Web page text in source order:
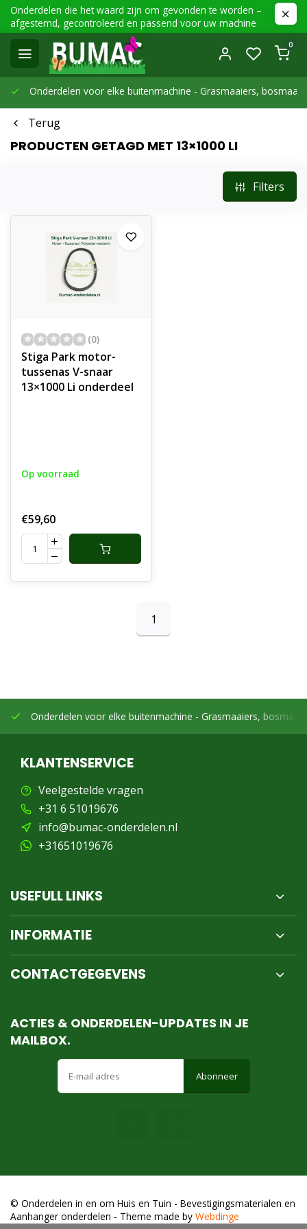
Onderdelen die het waard zijn om gevonden te worden –
afgestemd, gecontroleerd en passend voor uw machine
0
Onderdelen voor elke buitenmachine - Grasmaaiers,
Terug
PRODUCTEN GETAGD MET 13×1000 LI
Filters
(0)
Stiga Park motor-
tussenas V-snaar
13×1000 Li onderdeel
Op voorraad
€59,60
1
Onderdelen voor elke buitenmachine - Grasmaaiers,
KLANTENSERVICE
Veelgestelde vragen
+31 6 51019676
info@bumac-onderdelen.nl
+31651019676
USEFULL LINKS
INFORMATIE
CONTACTGEGEVENS
ACTIES & ONDERDELEN-UPDATES IN JE
MAILBOX.
Abonneer
© Onderdelen in en om Huis en Tuin - Bevestigingsmaterialen en
Aanhanger onderdelen - Theme made by Webdinge